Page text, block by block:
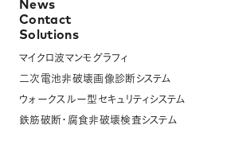
News
Contact
Solutions
マイクロ波マンモグラフィ
二次電池非破壊画像診断システム
ウォークスルー型セキュリティシステム
鉄筋破断・腐食非破壊検査システム